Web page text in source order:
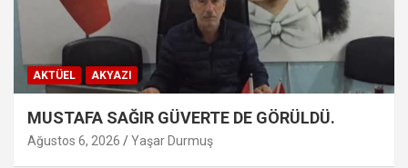
AKTÜEL AKYAZI
MUSTAFA SAĞIR GÜVERTE DE GÖRÜLDÜ.
Ağustos 6, 2026 Yaşar Durmuş